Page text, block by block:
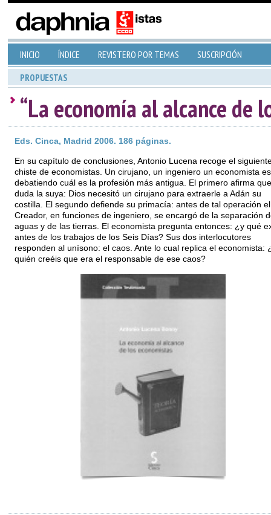
INICIO ÍNDICE REVISTERO POR TEMAS SUSCRIPCIÓN
PROPUESTAS
“La economía al alcance de
Eds. Cinca, Madrid 2006. 186 páginas.
En su capítulo de conclusiones, Antonio Lucena recoge el
chiste de economistas. Un cirujano, un ingeniero un economista
debatiendo cuál es la profesión más antigua. El primero afirma
duda la suya: Dios necesitó un cirujano para extraerle a Adán su
costilla. El segundo defiende su primacía: antes de tal operación el
Creador, en funciones de ingeniero, se encargó de la separación
aguas y de las tierras. El economista pregunta entonces: ¿y qué
antes de los trabajos de los Seis Días? Sus dos interlocutores
responden al unísono: el caos. Ante lo cual replica el economista:
quién creéis que era el responsable de ese caos?